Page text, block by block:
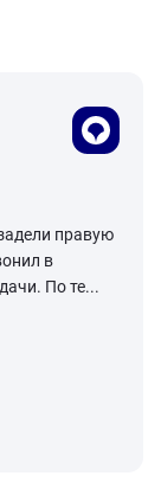
правую
в
По те...